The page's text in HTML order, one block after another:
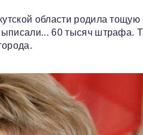
области родила
60 тысяч штрафа.